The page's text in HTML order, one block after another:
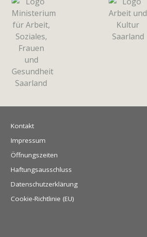
Kontakt
Impressum
Öffnungszeiten
Haftungsausschluss
Datenschutzerklärung
Cookie-Richtlinie (EU)